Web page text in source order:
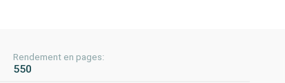
Rendement en pages:
550